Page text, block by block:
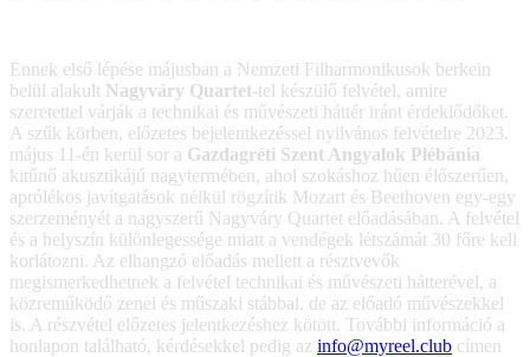
Ennek első lépése májusban a Nemzeti Filharmonikusok berkein
belül alakult Nagyváry Quartet-tel készülő felvétel, amire
szeretettel várják a technikai és művészeti háttér iránt érdeklődőket.
A szűk körben, előzetes bejelentkezéssel nyilvános felvételre 2023.
május 11-én kerül sor a Gazdagréti Szent Angyalok Plébánia
kitűnő akusztikájú nagytermében, ahol szokáshoz hűen élőszerűen,
aprólékos javítgatások nélkül rögzítik Mozart és Beethoven egy-egy
szerzeményét a nagyszerű Nagyváry Quartet előadásában. A felvétel
és a helyszín különlegessége miatt a vendégek létszámát 30 főre kell
korlátozni. Az elhangzó előadás mellett a résztvevők
megismerkedhetnek a felvétel technikai és művészeti hátterével, a
közreműködő zenei és műszaki stábbal, de az előadó művészekkel
is. A részvétel előzetes jelentkezéshez kötött. További információ a
honlapon található, kérdésekkel pedig az info@myreel.club címen